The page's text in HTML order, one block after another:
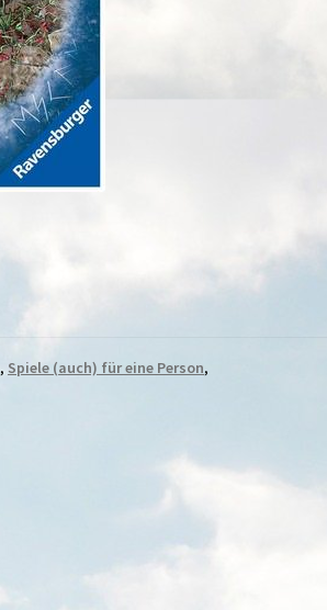
, Spiele (auch) für eine Person,